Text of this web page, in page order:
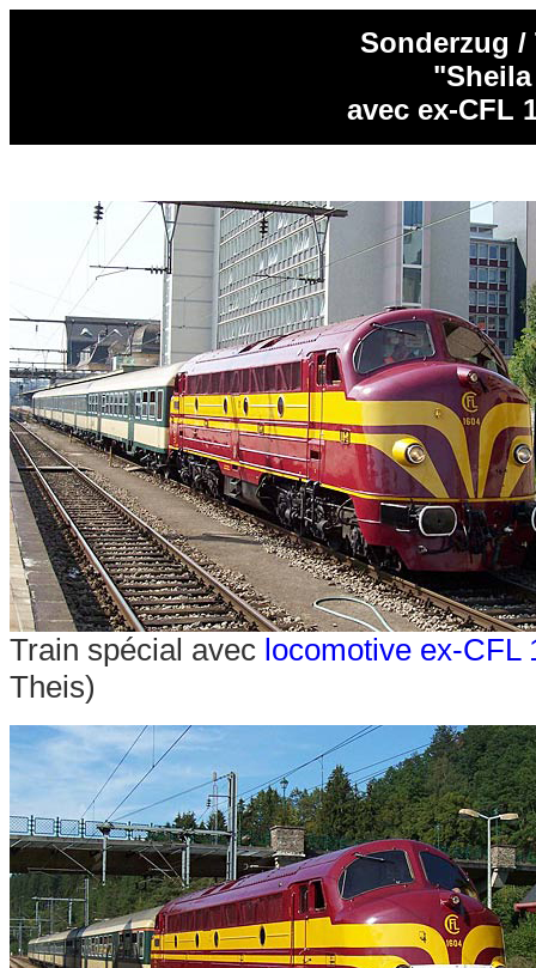
Sonderzug /
avec ex-CFL
Train spécial avec locomotive ex-CFL
Theis)